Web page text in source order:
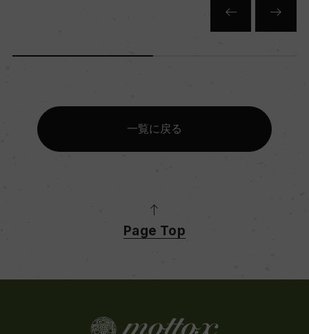
一覧に戻る
Page Top